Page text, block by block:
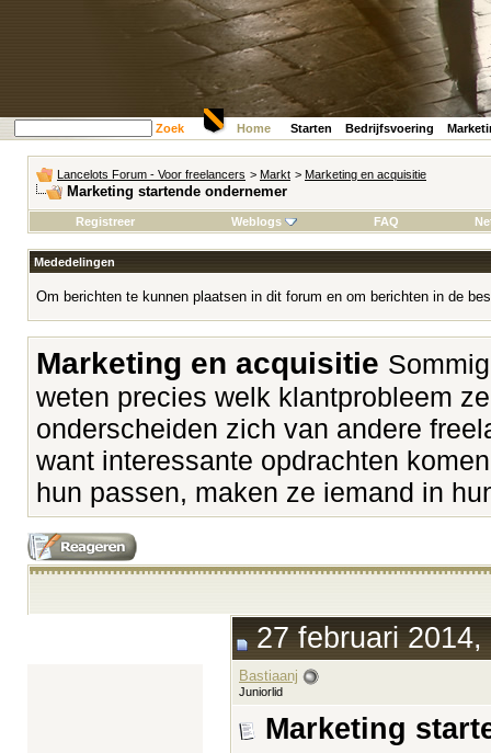
Zoek Home Starten Bedrijfsvoering
Lancelots Forum - Voor freelancers > Markt > Marketing en acquisitie
Marketing startende ondernemer
Registreer Weblogs FAQ
Mededelingen
Om berichten te kunnen plaatsen in dit forum en om berichten in de
Marketing en acquisitie
weten precies welk klantprobleem
onderscheiden zich van andere
want interessante opdrachten
hun passen, maken ze iemand in
27 februari 2014,
Bastiaanj
Juniorlid
Marketing